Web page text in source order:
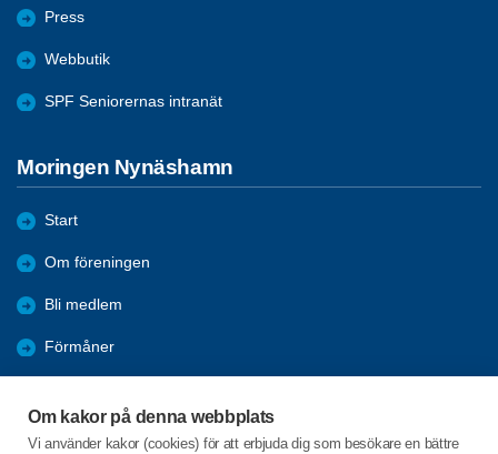
Om kakor på denna webbplats
Vi använder kakor (cookies) för att erbjuda dig som besökare en bättre
Press
Webbutik
SPF Seniorernas intranät
Moringen Nynäshamn
Start
Om föreningen
Bli medlem
Förmåner